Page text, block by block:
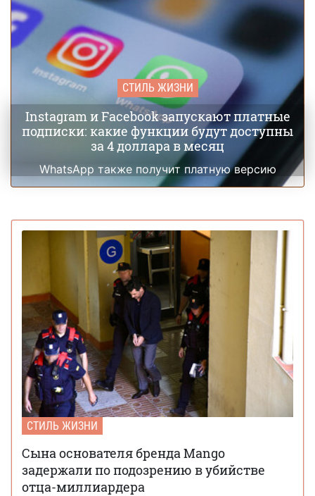
СТИЛЬ ЖИЗНИ
Instagram и Facebook запускают платные
подписки: какие функции будут доступны
за 4 доллара в месяц
WhatsApp также получит платную версию
СТИЛЬ ЖИЗНИ
Сына основателя бренда Mango
задержали по подозрению в убийстве
отца-миллиардера